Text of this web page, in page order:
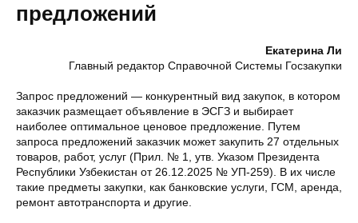
предложений
Екатерина Ли
Главный редактор Справочной Системы Госзакупки
Запрос предложений — конкурентный вид закупок, в котором
заказчик размещает объявление в ЭСГЗ и выбирает
наиболее оптимальное ценовое предложение. Путем
запроса предложений заказчик может закупить 27 отдельных
товаров, работ, услуг (Прил. № 1, утв. Указом Президента
Республики Узбекистан от 26.12.2025 № УП-259). В их числе
такие предметы закупки, как банковские услуги, ГСМ, аренда,
ремонт автотранспорта и другие.